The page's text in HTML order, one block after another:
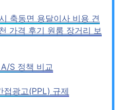
축동면 용달이사 비용 견
가격 후기 원룸 장거리 보
S 정책 비교
접광고(PPL) 규제